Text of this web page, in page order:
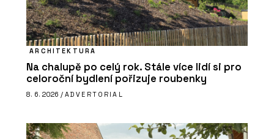
ARCHITEKTURA
Na chalupě po celý rok. Stále více lidí si pro
celoroční bydlení pořizuje roubenky
8. 6. 2026 / ADVERTORIAL